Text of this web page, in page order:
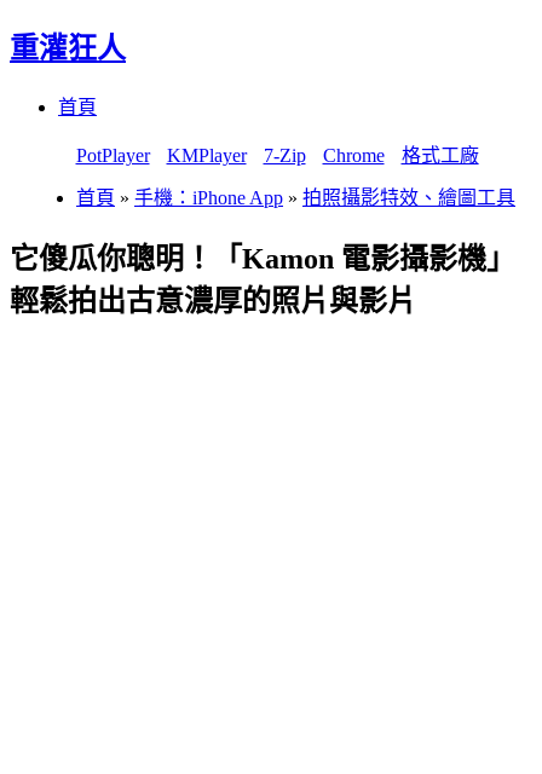
重灌狂人
首頁
PotPlayer KMPlayer 7-Zip Chrome 格式工廠
首頁 » 手機：iPhone App » 拍照攝影特效、繪圖工具
它傻瓜你聰明！「Kamon 電影攝影機」
輕鬆拍出古意濃厚的照片與影片